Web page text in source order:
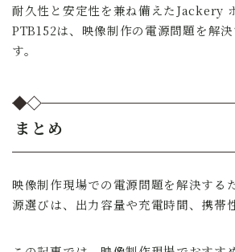
耐久性と安定性を兼ね備えたJackery
PTB152は、映像制作の電源問題を解
す。
まとめ
映像制作現場での電源問題を解決する
源選びは、出力容量や充電時間、携帯